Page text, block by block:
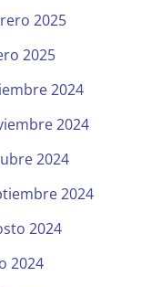
2025
2025
2024
2024
2024
2024
2024
2024